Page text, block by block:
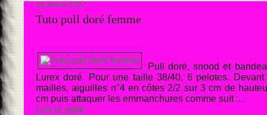
26 janvier 2017
Tuto pull doré femme
Pull doré, snood et
Lurex doré. Pour une taille 38/40, 6 pelotes.
mailles, aiguilles n°4 en côtes 2/2 sur 3 cm de
cm puis attaquer les emmanchures comme suit :...
Lire la suite